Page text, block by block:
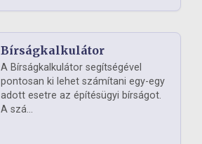
Bírságkalkulátor
A Bírságkalkulátor segítségével
pontosan ki lehet számítani egy-egy
adott esetre az építésügyi bírságot.
A szá...